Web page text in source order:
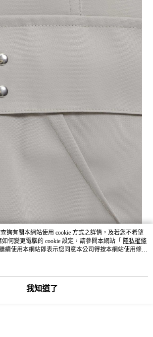
詢有關本網站使用 cookie 方式之詳情，及若您不希望
何變更電腦的 cookie 設定，請參閱本網站「 隱私權條
續使用本網站即表示您同意本公司得按本網站使用條款
我知道了